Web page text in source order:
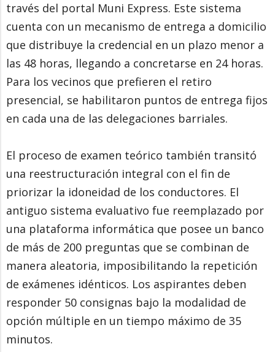
través del portal Muni Express. Este sistema
cuenta con un mecanismo de entrega a domicilio
que distribuye la credencial en un plazo menor a
las 48 horas, llegando a concretarse en 24 horas.
Para los vecinos que prefieren el retiro
presencial, se habilitaron puntos de entrega fijos
en cada una de las delegaciones barriales.
El proceso de examen teórico también transitó
una reestructuración integral con el fin de
priorizar la idoneidad de los conductores. El
antiguo sistema evaluativo fue reemplazado por
una plataforma informática que posee un banco
de más de 200 preguntas que se combinan de
manera aleatoria, imposibilitando la repetición
de exámenes idénticos. Los aspirantes deben
responder 50 consignas bajo la modalidad de
opción múltiple en un tiempo máximo de 35
minutos.